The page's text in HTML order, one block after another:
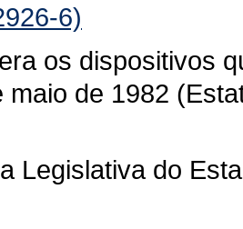
6)
os dispositivos
maio de 1982
Legislativa do